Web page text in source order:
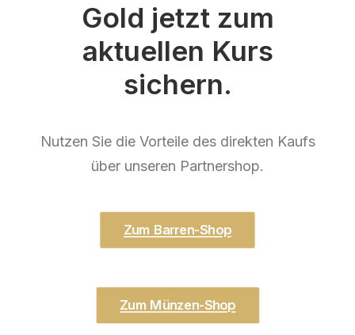
Gold jetzt zum
aktuellen Kurs
sichern.
Nutzen Sie die Vorteile des direkten Kaufs
über unseren Partnershop.
Zum Barren-Shop
Zum Münzen-Shop